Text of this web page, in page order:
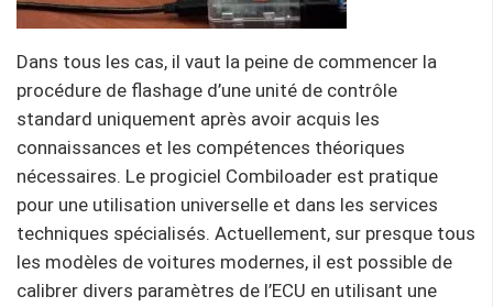
Dans tous les cas, il vaut la peine de commencer la
procédure de flashage d’une unité de contrôle
standard uniquement après avoir acquis les
connaissances et les compétences théoriques
nécessaires. Le progiciel Combiloader est pratique
pour une utilisation universelle et dans les services
techniques spécialisés. Actuellement, sur presque tous
les modèles de voitures modernes, il est possible de
calibrer divers paramètres de l’ECU en utilisant une